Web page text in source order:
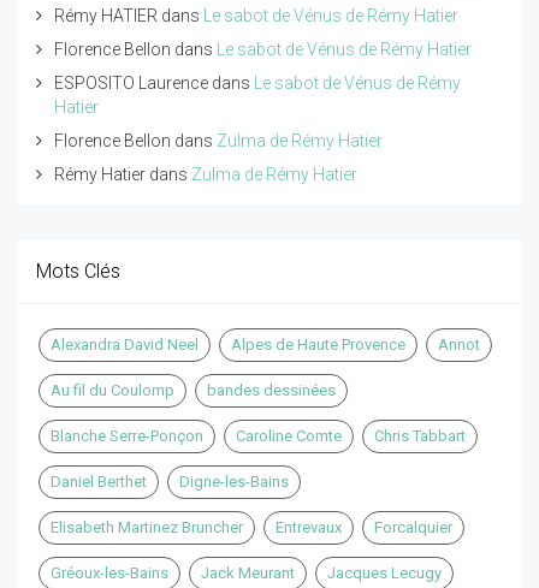
Rémy HATIER dans
Le sabot de Vénus de Rémy Hatier
Florence Bellon dans
Le sabot de Vénus de Rémy Hatier
ESPOSITO Laurence dans
Le sabot de Vénus de Rémy
Hatier
Florence Bellon dans Zulma de Rémy Hatier
Rémy Hatier dans Zulma de Rémy Hatier
Mots Clés
Alexandra David Neel Alpes de Haute Provence Annot
Au fil du Coulomp bandes dessinées
Blanche Serre-Ponçon Caroline Comte Chris Tabbart
Daniel Berthet Digne-les-Bains
Elisabeth Martinez Bruncher Entrevaux Forcalquier
Gréoux-les-Bains Jack Meurant Jacques Lecugy